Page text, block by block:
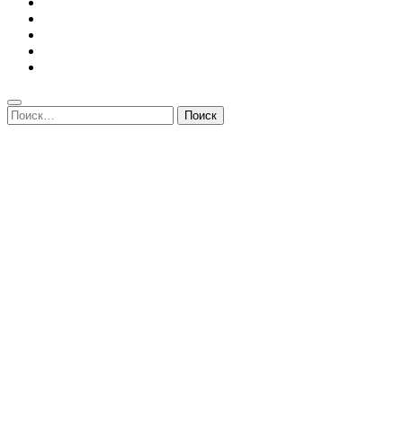
Найти: